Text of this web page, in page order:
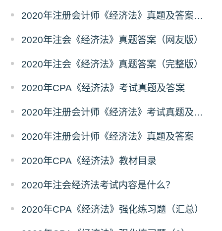
2020年注册会计师《经济法》真题及答案（10.17）
2020年注会《经济法》真题答案（网友版）
2020年注会《经济法》真题答案（完整版）
2020年CPA《经济法》考试真题及答案
2020年注册会计师《经济法》考试真题及答案
2020年注册会计师《经济法》真题及答案
2020年CPA《经济法》教材目录
2020年注会经济法考试内容是什么？
2020年CPA《经济法》强化练习题（汇总）